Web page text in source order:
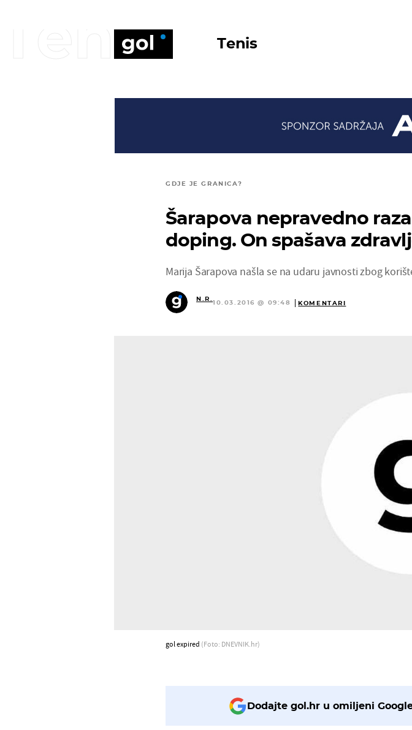
Tenis
Tenis
GDJE JE GRANICA?
Šarapova nepravedno
doping. On spašava
Marija Šarapova našla se na udaru javnosti zbog
N.R.
10.03.2016 @ 09:48 KOMENTARI
gol expired (Foto: DNEVNIK.hr)
Dodajte gol.hr u omiljeni